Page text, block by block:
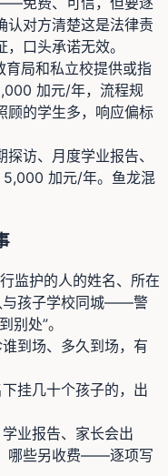
认对方清楚这是法律责
口头承诺无效。
育局和私立校提供或指
加元/年，流程规
顾的学生多，响应偏标
探访、月度学业报告、
加元/年。鱼龙混
监护的人的姓名、所在
与孩子学校同城——警
别处”。
到场、多久到场，有
挂几十个孩子的，出
业报告、家长会出
哪些另收费——逐项写